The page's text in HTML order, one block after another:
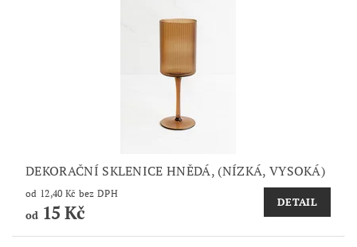
DEKORAČNÍ SKLENICE HNĚDÁ, (NÍZKÁ, VYSOKÁ)
od 12,40 Kč bez DPH
od15 Kč DETAIL